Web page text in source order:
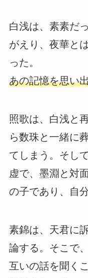
白浅は、素素だ
がえり、夜華と
った。
あの記憶を思い
照歌は、白浅と
ら数珠と一緒に
てしまう。そし
虚で、墨淵と対
の子であり、自
素錦は、天君に
論する。そこで
互いの話を聞く